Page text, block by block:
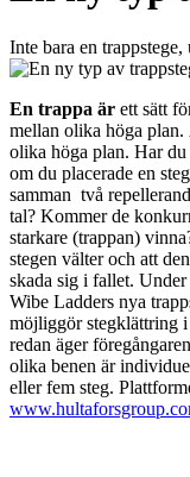
Inte bara en
En trappa är ett sätt
mellan olika höga plan.
olika höga plan. Har
om du placerade en
samman två
tal? Kommer de
starkare (trappan)
stegen välter och att
skada sig i fallet.
Wibe Ladders nya
möjliggör stegklättring
redan äger
olika benen är
eller fem steg.